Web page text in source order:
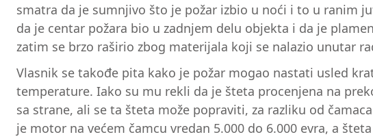
smatra da je sumnjivo što je požar izbio u noći i to u ranim
da je centar požara bio u zadnjem delu objekta i da je
zatim se brzo raširio zbog materijala koji se nalazio unutar
Vlasnik se takođe pita kako je požar mogao nastati usled
temperature. Iako su mu rekli da je šteta procenjena na
sa strane, ali se ta šteta može popraviti, za razliku od
je motor na većem čamcu vredan 5.000 do 6.000 evra, a